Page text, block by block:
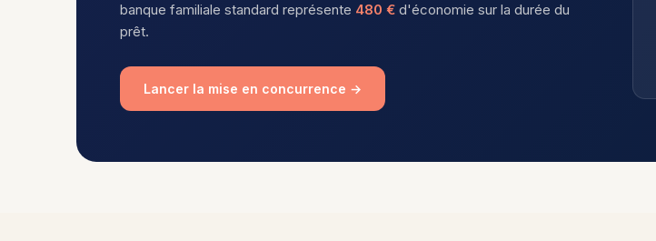
banque familiale standard représente 480 € d'économie sur la durée du
prêt.
Lancer la mise en concurrence →